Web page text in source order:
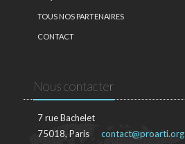
TOUS NOS PARTENAIRES
CONTACT
Nous contacter
7 rue Bachelet
75018, Paris
contact@proarti.org